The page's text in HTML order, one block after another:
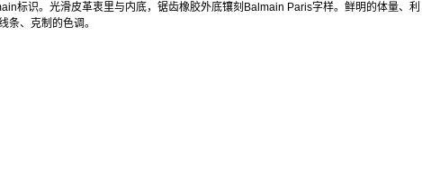
标识。光滑皮革衷里与内底，锯齿橡胶外底镶刻Balmain Paris字样。鲜明的体量、利
条、克制的色调。